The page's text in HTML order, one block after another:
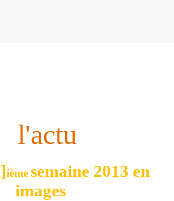
]ième semaine 2013 en
images